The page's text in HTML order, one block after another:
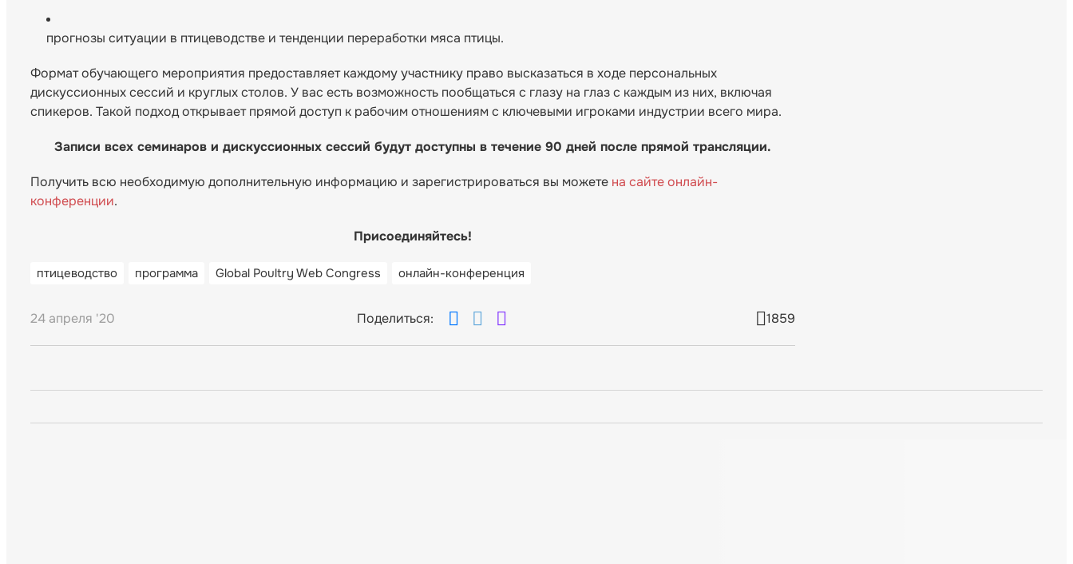
прогнозы ситуации в птицеводстве и тенденции переработки мяса птицы.
Формат обучающего мероприятия предоставляет каждому участнику право высказаться в ходе персональных
дискуссионных сессий и круглых столов. У вас есть возможность пообщаться с глазу на глаз с каждым из них, включая
спикеров. Такой подход открывает прямой доступ к рабочим отношениям с ключевыми игроками индустрии всего мира.
Записи всех семинаров и дискуссионных сессий будут доступны в течение 90 дней после прямой трансляции.
Получить всю необходимую дополнительную информацию и зарегистрироваться вы можете на сайте онлайн-
конференции.
Присоединяйтесь!
птицеводство программа Global Poultry Web Congress онлайн-конференция
24 апреля '20 Поделиться: 1859